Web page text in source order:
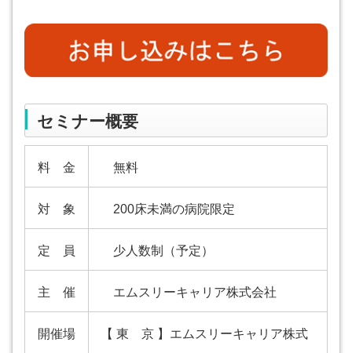
セミナー概要
料 金 無料
対 象 200床未満の病院限定
定 員 少人数制（予定）
主 催 エムスリーキャリア株式会社
開催場 【 東 京 】エムスリーキャリア株式